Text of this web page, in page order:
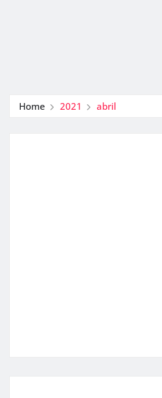
Home 2021 abril